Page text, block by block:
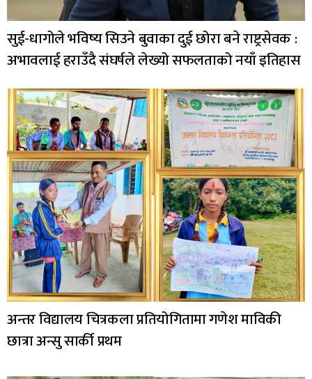
सुई-धागोले भविष्य सिउने बुवाका दुई छोरा बने राष्ट्रसेवक :
अभावलाई हराउँदै संघर्षले लेख्यो सफलताको नयाँ इतिहास
अन्तर विद्यालय चित्रकला प्रतियोगितामा गणेश माविकी
छात्रा अन्सु सार्की प्रथम